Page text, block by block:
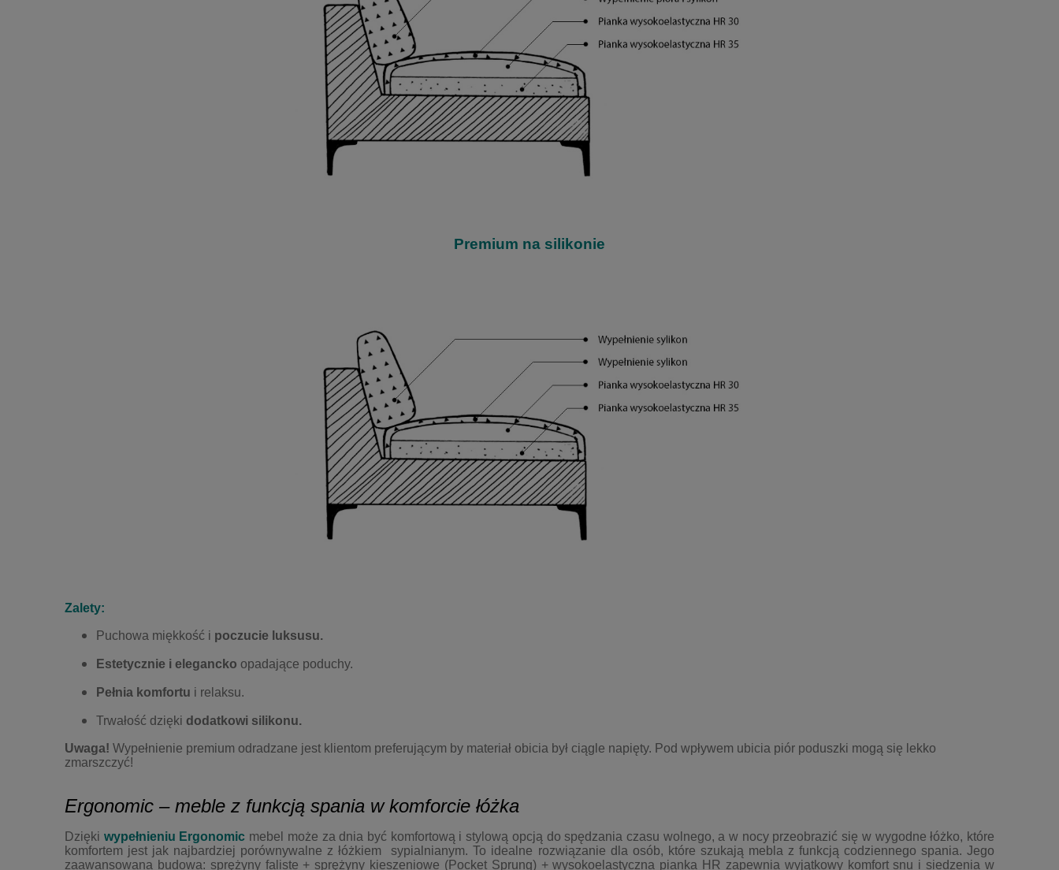
Premium na silikonie
Zalety:
Puchowa miękkość i poczucie luksusu.
Estetycznie i elegancko opadające poduchy.
Pełnia komfortu i relaksu.
Trwałość dzięki dodatkowi silikonu.
Uwaga! Wypełnienie premium odradzane jest klientom preferującym by materiał obicia był ciągle napięty. Pod wpływem ubicia piór poduszki mogą się lekko
zmarszczyć!
Ergonomic – meble z funkcją spania w komforcie łóżka
Dzięki wypełnieniu Ergonomic mebel może za dnia być komfortową i stylową opcją do spędzania czasu wolnego, a w nocy przeobrazić się w wygodne łóżko, które
komfortem jest jak najbardziej porównywalne z łóżkiem sypialnianym. To idealne rozwiązanie dla osób, które szukają mebla z funkcją codziennego spania. Jego
zaawansowana budowa: sprężyny faliste + sprężyny kieszeniowe (Pocket Sprung) + wysokoelastyczna pianka HR zapewnia wyjątkowy komfort snu i siedzenia w